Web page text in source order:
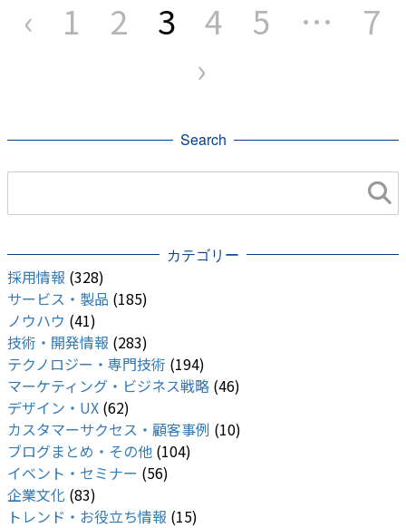
稿
の
ペー
‹ 1 2 3 4 5 …
7
›
Search
カテゴリー
採用情報 (328)
サービス・製品 (185)
ノウハウ (41)
技術・開発情報 (283)
テクノロジー・専門技術 (194)
マーケティング・ビジネス戦略 (46)
デザイン・UX (62)
カスタマーサクセス・顧客事例 (10)
ブログまとめ・その他 (104)
イベント・セミナー (56)
企業文化 (83)
トレンド・お役立ち情報 (15)